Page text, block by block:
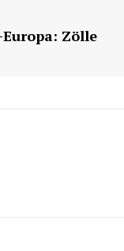
Zölle